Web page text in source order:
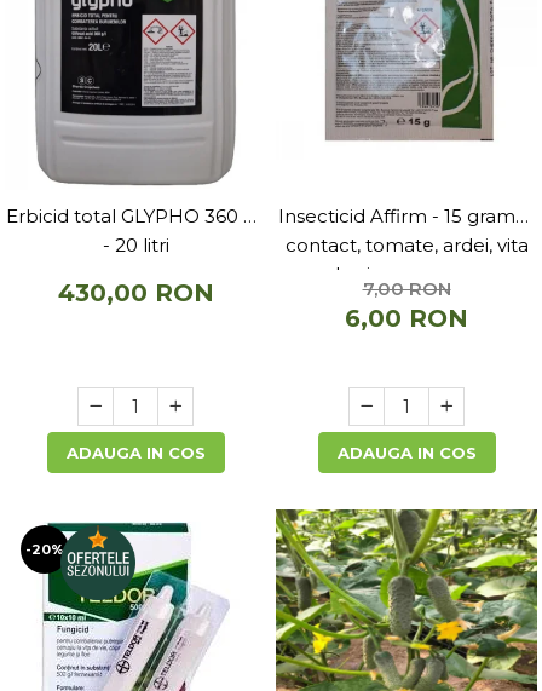
Erbicid total GLYPHO 360 SL
- 20 litri
430,00 RON
ADAUGA IN COS
Insecticid Affirm - 15 grame ,
contact, tomate, ardei, vita
de vie, varza, mar
7,00 RON
6,00 RON
ADAUGA IN COS
-20%